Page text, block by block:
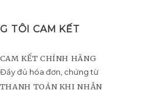
TÔI CAM KẾT
CAM KẾT CHÍNH HÃNG
Đầy đủ hóa đơn, chứng từ
THANH TOÁN KHI NHẬN